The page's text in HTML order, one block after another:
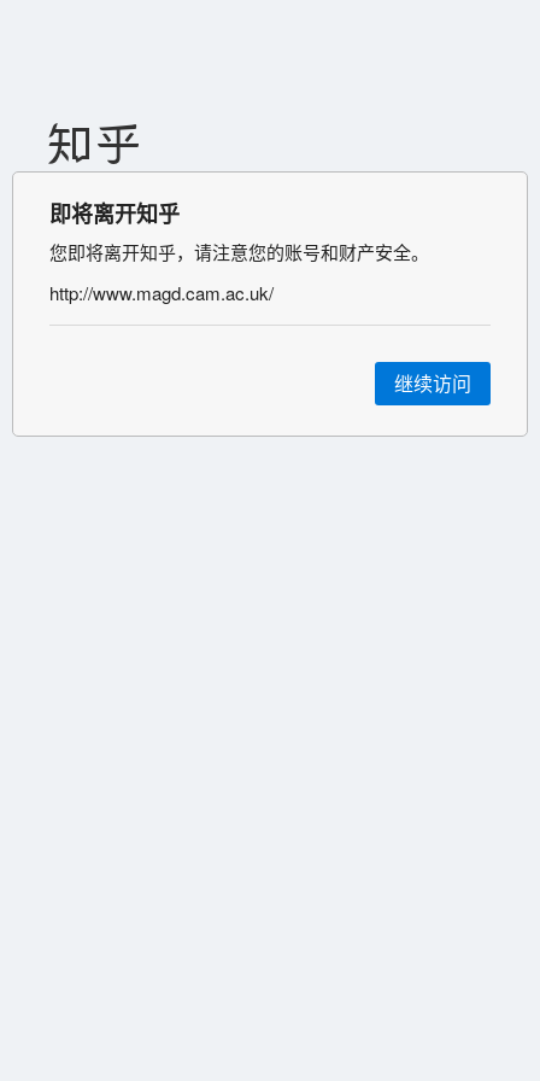
即将离开知乎
您即将离开知乎，请注意您的账号和财产安全。
http://www.magd.cam.ac.uk/
继续访问